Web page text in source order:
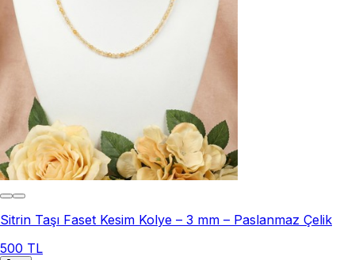
Sitrin Taşı Faset Kesim Kolye – 3 mm – Paslanmaz Çelik
500 TL